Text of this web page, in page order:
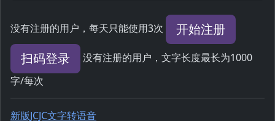
没有注册的用户，每天只能使用3次
开始注册
扫码登录
没有注册的用户，文字长度最长为1000
字/每次
新版JCJC文字转语音